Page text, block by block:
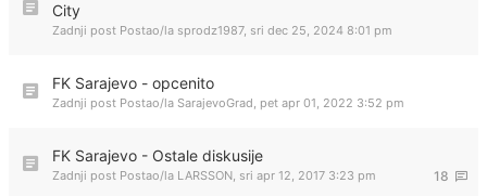
City
Zadnji post Postao/la sprodz1987, sri dec 25, 2024 8:01 pm
FK Sarajevo - opcenito
Zadnji post Postao/la SarajevoGrad, pet apr 01, 2022 3:52 pm
FK Sarajevo - Ostale diskusije
18
Zadnji post Postao/la LARSSON, sri apr 12, 2017 3:23 pm